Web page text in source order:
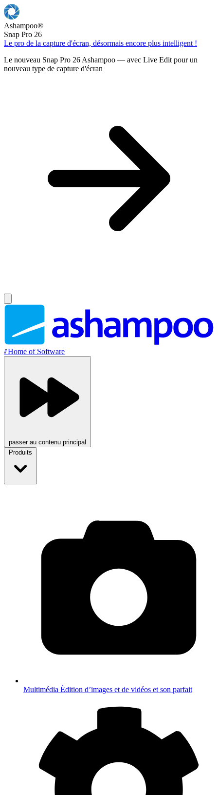
Ashampoo®
Snap Pro 26
Le pro de la capture d'écran, désormais encore plus intelligent !
Le nouveau Snap Pro 26 Ashampoo — avec Live Edit pour un
nouveau type de capture d'écran
//Home of Software
passer au contenu principal
Produits
Multimédia Édition d’images et de vidéos et son parfait